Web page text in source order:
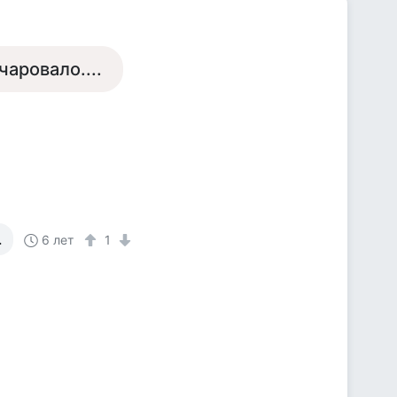
6 лет 1